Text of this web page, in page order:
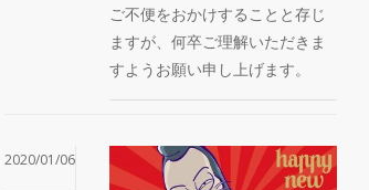
ご不便をおかけすることと存じ
ますが、何卒ご理解いただきま
すようお願い申し上げます。
2020/01/06